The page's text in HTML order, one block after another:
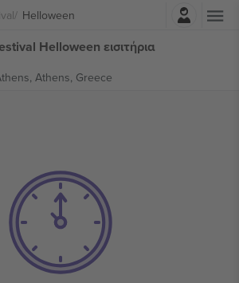
Helloween
Helloween εισιτήρια
Athens, Greece